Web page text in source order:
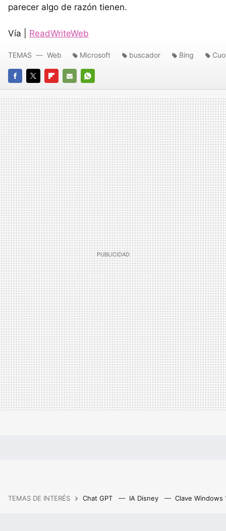
parecer algo de razón tienen.
Vía | ReadWriteWeb
FACEBOOK
TWITTERFLIPBOARD
E-
MAIL
WHATSAPP
TEMAS Web Microsoft buscador Bing
TEMAS DE INTERÉS Chat GPT IA Disney Clave Windows